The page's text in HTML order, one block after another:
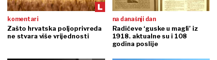
komentari
Zašto hrvatska poljoprivreda
ne stvara više vrijednosti
na današnji dan
Radićeve ‘guske u magli’ iz
1918. aktualne su i 108
godina poslije